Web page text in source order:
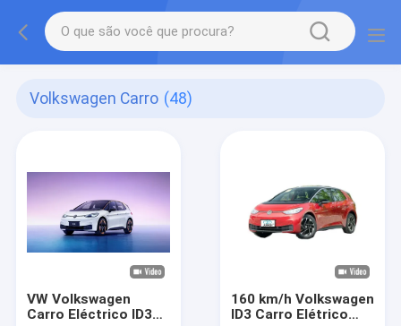
Volkswagen Carro (48)
VW Volkswagen
Carro Eléctrico ID3
160 km/h Volkswagen
ID3 Carro Elétrico